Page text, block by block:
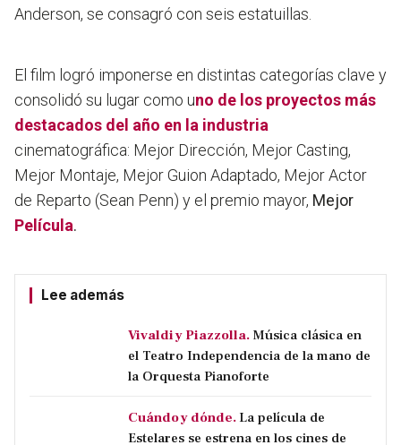
Anderson, se consagró con seis estatuillas.
El film logró imponerse en distintas categorías clave y
consolidó su lugar como uno de los proyectos más
destacados del año en la industria
cinematográfica: Mejor Dirección, Mejor Casting,
Mejor Montaje, Mejor Guion Adaptado, Mejor Actor
de Reparto (Sean Penn) y el premio mayor, Mejor
Película.
Lee además
Vivaldi y Piazzolla. Música clásica en
el Teatro Independencia de la mano de
la Orquesta Pianoforte
Cuándo y dónde. La película de
Estelares se estrena en los cines de